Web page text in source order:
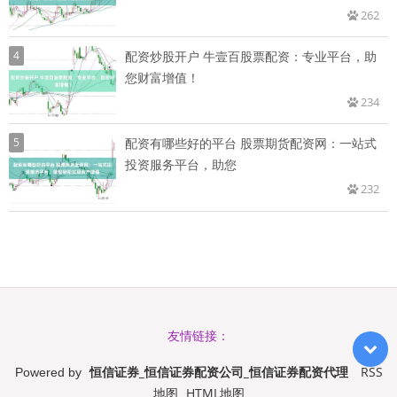
262
4
配资炒股开户 牛壹百股票配资：专业平台，助
您财富增值！
234
5
配资有哪些好的平台 股票期货配资网：一站式
投资服务平台，助您
232
友情链接：
Powered by 恒信证券_恒信证券配资公司_恒信证券配资代理
RSS
地图 HTML地图